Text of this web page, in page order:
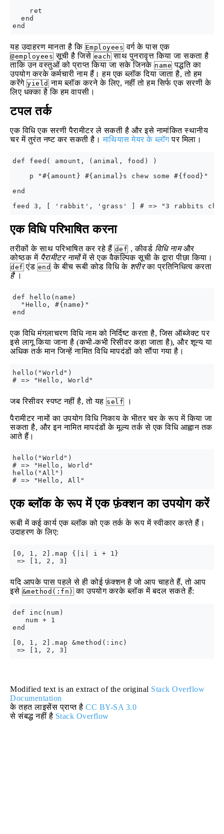
    ret
  end
यह उदाहरण मानता है कि Employees वर्ग के पास एक
@employees सूची है जिसे each साथ पुनरावृत्त किया जा सकता है
ताकि उन वस्तुओं को प्राप्त किया जा सके जिनके name पद्धति का
उपयोग करके कर्मचारी नाम हैं। हम एक ब्लॉक दिया जाता है, तो हम
करेंगे yield नाम ब्लॉक करने के लिए, नहीं तो हम सिर्फ एक सरणी के
लिए धक्का है कि हम वापसी।
टपल तर्क
एक विधि एक सरणी पैरामीटर ले सकती है और इसे नामांकित स्थानीय
चर में तुरंत नष्ट कर सकती है।माथियास मेयर के ब्लॉगपर मिला।
def feed( amount, (animal, food) )
    p "#{amount} #{animal}s chew some #{food}"
end
एक विधि परिभाषित करना
तरीकों के साथ परिभाषित कर रहे हैं def , कीवर्ड विधि नामऔर
कोष्ठक में पैरामीटर नामोंमें से एक वैकल्पिक सूची के द्वारा पीछा किया।
def एंड end के बीच रूबी कोड विधि के शरीरका प्रतिनिधित्व करता
है।
def hello(name)
  "Hello, #{name}"
एक विधि मंगलाचरण विधि नाम को निर्दिष्ट करता है, जिस ऑब्जेक्ट पर
इसे लागू किया जाना है (कभी-कभी रिसीवर कहा जाता है), और शून्य या
अधिक तर्क मान जिन्हें नामित विधि मापदंडों को सौंपा गया है।
hello("World")
जब रिसीवर स्पष्ट नहीं है, तो यह self
।
पैरामीटर नामों का उपयोग विधि निकाय के भीतर चर के रूप में किया जा
सकता है, और इन नामित मापदंडों के मूल्य तर्क से एक विधि आह्वान तक
आते हैं।
hello("World")
# => "Hello, World"
hello("All")
एक ब्लॉक के रूप में एक फ़ंक्शन का उपयोग करें
रूबी में कई कार्य एक ब्लॉक को एक तर्क के रूप में स्वीकार करते हैं।
उदाहरण के लिए:
[0, 1, 2].map {|i| i + 1}
यदि आपके पास पहले से ही कोई फ़ंक्शन है जो आप चाहते हैं, तो आप
इसे &method(:fn) का उपयोग करके ब्लॉक में बदल सकते हैं:
def inc(num)
   num + 1
end
[0, 1, 2].map &method(:inc)
Modified text is an extract of the original Stack Overflow
Documentation
के तहत लाइसेंस प्राप्त है CC BY-SA 3.0
से संबद्ध नहीं है Stack Overflow